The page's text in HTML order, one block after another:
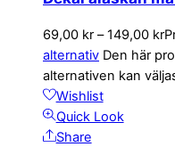
69,00 kr – 149,00 kr
alternativ Den här
alternativen kan
Wishlist
Quick Look
Share